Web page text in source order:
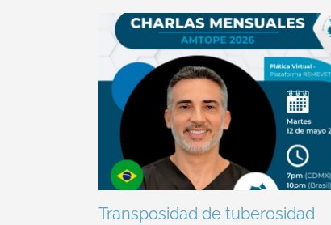
Transposidad de tuberosidad